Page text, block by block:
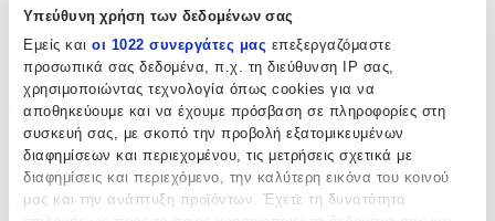
Υπεύθυνη χρήση των δεδομένων σας
Εμείς και οι 1022 συνεργάτες μας επεξεργαζόμαστε
προσωπικά σας δεδομένα, π.χ. τη διεύθυνση IP σας,
χρησιμοποιώντας τεχνολογία όπως cookies για να
αποθηκεύουμε και να έχουμε πρόσβαση σε πληροφορίες στη
συσκευή σας, με σκοπό την προβολή εξατομικευμένων
διαφημίσεων και περιεχομένου, τις μετρήσεις σχετικά με
διαφημίσεις και περιεχόμενο, την καλύτερη εικόνα του κοινού
μας και την ανάπτυξη προϊόντων. Έχετε τη δυνατότητα
Είδος:
Πέτου
Τεμάχια:
50
τμχ
Υλικό :